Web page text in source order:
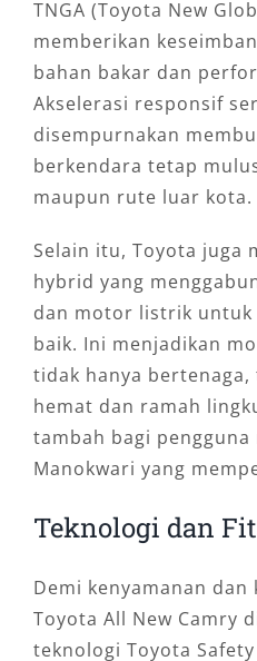
TNGA (Toyota New
memberikan
bahan bakar dan
Akselerasi responsif
disempurnakan
berkendara tetap
maupun rute luar kota.
Selain itu, Toyota juga
hybrid yang
dan motor listrik untuk
baik. Ini menjadikan
tidak hanya
hemat dan ramah
tambah bagi
Manokwari yang
Teknologi dan
Demi kenyamanan dan
Toyota All New Camry
teknologi Toyota